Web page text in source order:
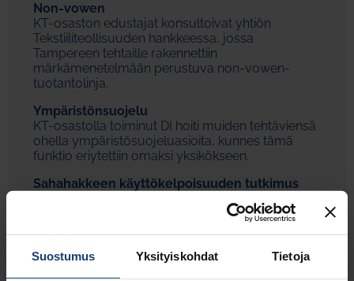
Suostumus Yksityiskohdat Tietoja
Non-vowen
KT-osaston edustajat konsultoivat yhtiön
Tekstiiliteollisuuden hankkeessa, jossa
Tampereen tehtaille rakennettiin
märkämenetelmään perustuva non-vowen-
tuotantolinja.
Ympäristönsuojelu
KT-osastolla toiminut DI hoiti muiden tehtäviensä
ohella ympäristösuojeluasioita, kunnes tämä
funktio eriytettiin omaksi yksikökseen.
Sahahakkeen käyttökelpoisuuden tutkimus
pois päiväjärjestyksestä, kun KT-osaston
mittausmenetelmät.